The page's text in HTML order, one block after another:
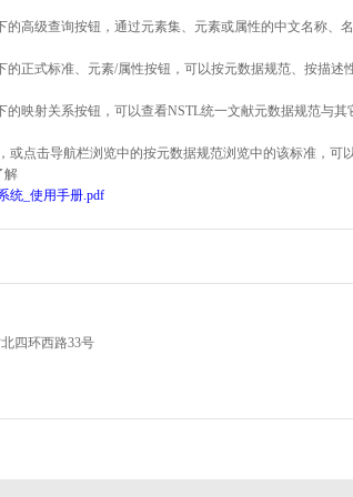
的高级查询按钮，通过元素集、元素或属性的中文名称、名
的正式标准、元素/属性按钮，可以按元数据规范、按描述
的映射关系按钮，可以查看NSTL统一文献元数据规范与其
或点击导航栏浏览中的按元数据规范浏览中的该标准，
解
统_使用手册.pdf
四环西路33号